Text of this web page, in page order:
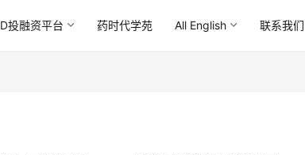
投融资平台 药时代学苑 All English 联系我们